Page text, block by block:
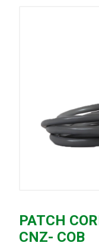
PATCH
CNZ- COB